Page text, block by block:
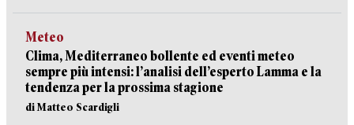
Meteo
Clima, Mediterraneo bollente ed eventi meteo
sempre più intensi: l’analisi dell’esperto Lamma e la
tendenza per la prossima stagione
di Matteo Scardigli